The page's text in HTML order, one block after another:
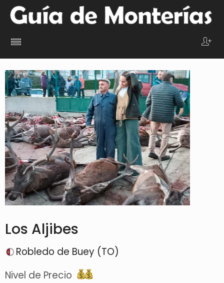
Los Aljibes
Robledo de Buey (TO)
Nivel de Precio